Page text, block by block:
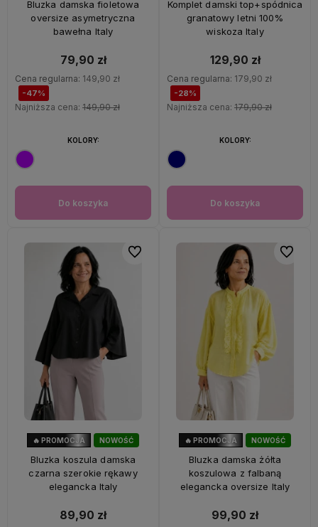
Bluzka damska fioletowa
oversize asymetryczna
bawełna Italy
79,90 zł
Cena regularna: 149,90 zł
-47%
Najniższa cena: 149,90 zł
Do koszyka
KOLORY:
Komplet damski top+spódnica
granatowy letni 100%
wiskoza Italy
129,90 zł
Cena regularna: 179,90 zł
-28%
Najniższa cena: 179,90 zł
Do koszyka
KOLORY:
NOWOŚĆ
🔥 PROMOCJA
Bluzka koszula damska
czarna szerokie rękawy
elegancka Italy
89,90 zł
Do ulubionych
NOWOŚĆ
OKAZJA
🔥 PROMOCJA
Bluzka damska żółta
koszulowa z falbaną
elegancka oversize Italy
99,90 zł
Do